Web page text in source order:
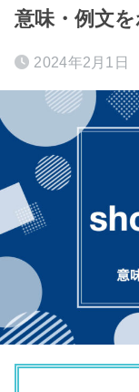
意味・例文
2024年2月1日